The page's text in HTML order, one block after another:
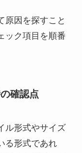
原因を探すこと
ック項目を順番
確認点
ル形式やサイズ
る形式であれ